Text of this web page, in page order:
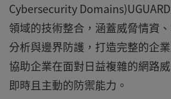
Cybersecurity
領域的技術整合，涵蓋威脅情資
分析與邊界防護，打造完整的企
協助企業在面對日益複雜的網路
即時且主動的防禦能力。